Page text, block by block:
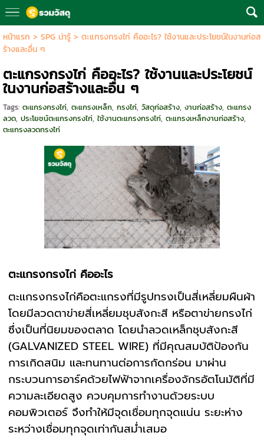
หน้าแรก > SPG น่ารู้> ตะแกรงกรงไก่ คืออะไร? ใช้งานและประโยชน์ในงานก่อส
ร้างและอื่น ๆ
ตะแกรงกรงไก่ คืออะไร? ใช้งานและประโยชน์
ในงานก่อสร้างและอื่น ๆ
Tags: ตะแกรงกรงไก่, ตะแกรงเหล็ก, กรงไก่, วัสดุก่อสร้าง, งานก่อสร้าง, ตะแกรง
ลวด, ประโยชน์ตะแกรงกรงไก่, ใช้งานตะแกรงกรงไก่, ตะแกรงเหล็กงานก่อสร้าง,
ตะแกรงลวดกรงไก่
ตะแกรงกรงไก่ คืออะไร
ตะแกรงกรงไก่คือตะแกรงที่มีรูปทรงเป็นสี่เหลี่ยมผืนผ้า
โดยมีลวดตาข่ายสี่เหลี่ยมชุบสังกะสี หรือตาข่ายกรงไก่
ซึ่งเป็นที่นิยมของตลาด โดยนำลวดเหล็กชุบสังกะสี
(GALVANIZED STEEL WIRE) ที่มีคุณสมบัติป้องกัน
การเกิดสนิม และทนทานต่อการกัดกร่อน มาผ่าน
กระบวนการอาร์คด้วยไฟฟ้าจากเครื่องจักรอัตโนมัติที่มี
ความละเอียดสูง ควบคุมการทำงานด้วยระบบ
คอมพิวเตอร์ จึงทําให้มีจุดเชื่อมทุกจุดแน่น ระยะห่าง
ระหว่างเชื่อมทุกจุดเท่ากันสม่ำเสมอ